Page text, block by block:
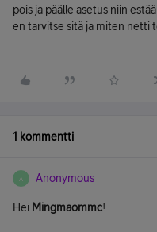
pois ja päälle asetus niin
en tarvitse sitä ja miten netti
1 kommentti
A Anonymous
Hei Mingmaommc!